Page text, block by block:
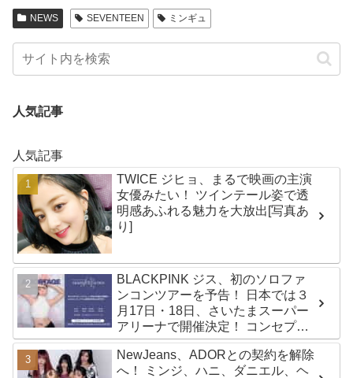
NEWS SEVENTEEN ミンギュ
人気記事
人気記事
TWICE ジヒョ、まるで映画の主演
女優みたい！ ツインテール姿で透
明感あふれる魅力を大放出[写真あ
り]
BLACKPINK ジス、初のソロファ
ンコンツアーを予告！ 日本では３
月17日・18日、さいたまスーパー
アリーナで開催決定！ コンセプト
は“愛のカケラ”！？ 14日には新ア
ルバム『AMORTAGE』もリリース
NewJeans、ADORとの契約を解除
へ！ ミンジ、ハニ、ダニエル、ヘ